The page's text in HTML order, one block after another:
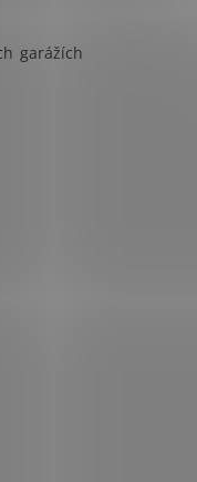
garážích